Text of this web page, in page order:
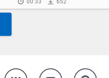
00:33 652